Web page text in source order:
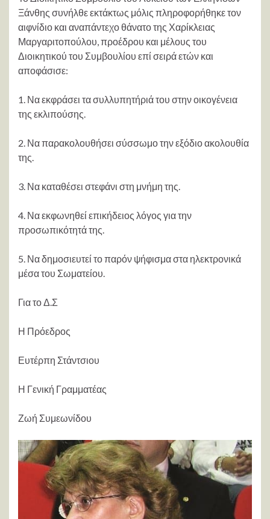
Ξάνθης συνήλθε εκτάκτως μόλις πληροφορήθηκε τον
αιφνίδιο και αναπάντεχο θάνατο της Χαρίκλειας
Μαργαριτοπούλου, προέδρου και μέλους του
Διοικητικού του Συμβουλίου επί σειρά ετών και
αποφάσισε:
1. Να εκφράσει τα συλλυπητήριά του στην οικογένεια
της εκλιπούσης.
2. Να παρακολουθήσει σύσσωμο την εξόδιο ακολουθία
της.
3. Να καταθέσει στεφάνι στη μνήμη της.
4. Να εκφωνηθεί επικήδειος λόγος για την
προσωπικότητά της.
5. Να δημοσιευτεί το παρόν ψήφισμα στα ηλεκτρονικά
μέσα του Σωματείου.
Για το Δ.Σ
Η Πρόεδρος
Ευτέρπη Στάντσιου
Η Γενική Γραμματέας
Ζωή Συμεωνίδου